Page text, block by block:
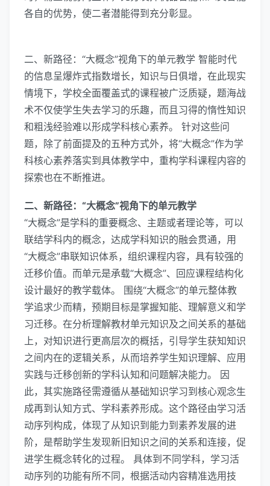
各自的优势，使二者潜能得到充分彰显。
二、新路径：“大概念”视角下的单元教学 智能时代
的信息呈爆炸式指数增长，知识与日俱增，在此现实
情境下，学校全面覆盖式的课程被广泛质疑，题海战
术不仅使学生失去学习的乐趣，而且习得的惰性知识
和粗浅经验难以形成学科核心素养。 针对这些问
题，除了前面提及的五种方式外，将“大概念”作为学
科核心素养落实到具体教学中，重构学科课程内容的
探索也在不断推进。
二、新路径：“大概念”视角下的单元教学
“大概念”是学科的重要概念、主题或者理论等，可以
联结学科内的概念，达成学科知识的融会贯通，用
“大概念”串联知识体系，组织课程内容，具有较强的
迁移价值。而单元是承载“大概念”、回应课程结构化
设计最好的教学载体。 围绕“大概念”的单元整体教
学追求少而精，预期目标是掌握知能、理解意义和学
习迁移。在分析理解教材单元知识及之间关系的基础
上，对知识进行更高层次的概括，引导学生获知知识
之间内在的逻辑关系，从而培养学生知识理解、应用
实践与迁移创新的学科认知和问题解决能力。 因
此，其实施路径需遵循从基础知识学习到核心观念生
成再到认知方式、学科素养形成。这个路径由学习活
动序列构成，体现了从知识到能力到素养发展的进
阶，是帮助学生发现新旧知识之间的关系和连接，促
进学生概念转化的过程。 具体到不同学科，学习活
动序列的功能有所不同，根据活动内容精准选用技